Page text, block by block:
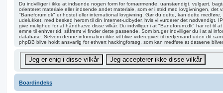
Du indvilliger i ikke at indsende nogen form for fornærmende, uanstændigt, vulgært,
orienteret materiale eller indsende andet materiale, som er i strid med lovgivningen, det
"Baneforum.dk" er hostet eller international lovgivning. Gør du dette, kan dette
udelukket, med besked herom til din Internet-udbyder, hvis vi vurderer det nødvendigt.
give mulighed for at håndhæve disse vilkår. Du indvilliger i at "Baneforum.dk" har ret til
emne til enhver tid, såfremt vi finder dette passende. Som bruger indvilliger du i at al
database. Selvom denne information ikke vil blive videregivet til tredjemand uden dit
phpBB blive holdt ansvarlig for ethvert hackingforsøg, som kan medføre at dataene
Boardindeks